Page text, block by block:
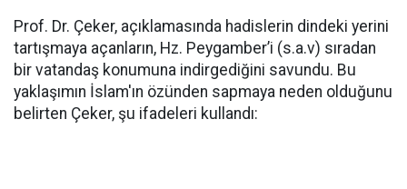
Prof. Dr. Çeker, açıklamasında hadislerin dindeki yerini
tartışmaya açanların, Hz. Peygamber’i (s.a.v) sıradan
bir vatandaş konumuna indirgediğini savundu. Bu
yaklaşımın İslam'ın özünden sapmaya neden olduğunu
belirten Çeker, şu ifadeleri kullandı: